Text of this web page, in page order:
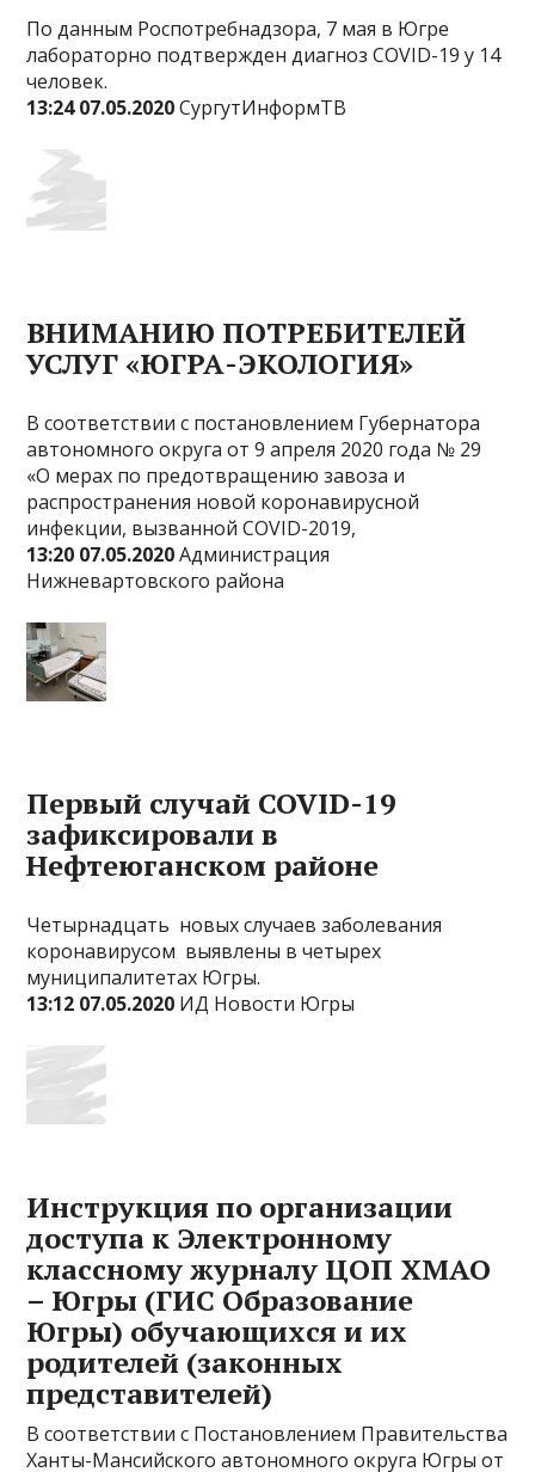
По данным Роспотребнадзора, 7 мая в Югре
лабораторно подтвержден диагноз COVID-19 у 14
человек.
13:24 07.05.2020СургутИнформТВ
ВНИМАНИЮ ПОТРЕБИТЕЛЕЙ
УСЛУГ «ЮГРА-ЭКОЛОГИЯ»
В соответствии с постановлением Губернатора
автономного округа от 9 апреля 2020 года № 29
«О мерах по предотвращению завоза и
распространения новой коронавирусной
инфекции, вызванной COVID-2019,
13:20 07.05.2020Администрация
Нижневартовского района
Первый случай COVID-19
зафиксировали в
Нефтеюганском районе
Четырнадцать новых случаев заболевания
коронавирусом выявлены в четырех
муниципалитетах Югры.
13:12 07.05.2020 ИД Новости Югры
Инструкция по организации
доступа к Электронному
классному журналу ЦОП ХМАО
– Югры (ГИС Образование
Югры) обучающихся и их
родителей (законных
представителей)
В соответствии с Постановлением Правительства
Ханты-Мансийского автономного округа Югры от